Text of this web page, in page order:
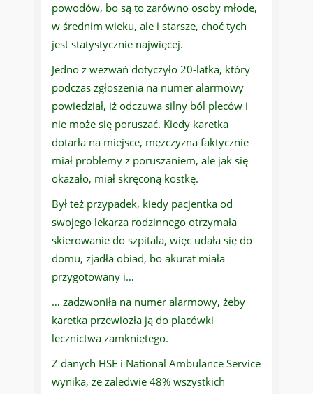
powodów, bo są to zarówno osoby młode,
w średnim wieku, ale i starsze, choć tych
jest statystycznie najwięcej.
Jedno z wezwań dotyczyło 20-latka, który
podczas zgłoszenia na numer alarmowy
powiedział, iż odczuwa silny ból pleców i
nie może się poruszać. Kiedy karetka
dotarła na miejsce, mężczyzna faktycznie
miał problemy z poruszaniem, ale jak się
okazało, miał skręconą kostkę.
Był też przypadek, kiedy pacjentka od
swojego lekarza rodzinnego otrzymała
skierowanie do szpitala, więc udała się do
domu, zjadła obiad, bo akurat miała
przygotowany i…
… zadzwoniła na numer alarmowy, żeby
karetka przewiozła ją do placówki
lecznictwa zamkniętego.
Z danych HSE i National Ambulance Service
wynika, że zaledwie 48% wszystkich